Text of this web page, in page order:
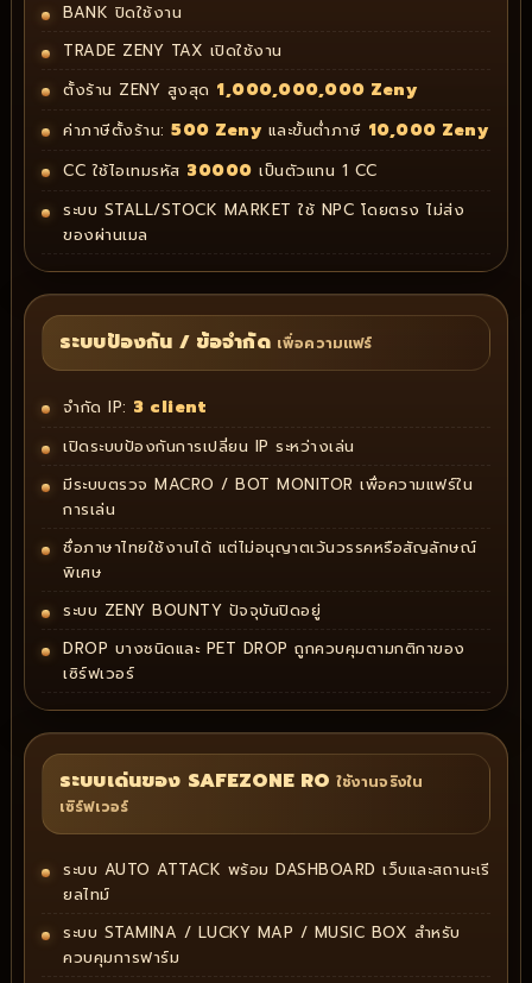
BANK ปิดใช้งาน
TRADE ZENY TAX เปิดใช้งาน
ตั้งร้าน ZENY สูงสุด 1,000,000,000 Zeny
ค่าภาษีตั้งร้าน: 500 Zeny และขั้นต่ำภาษี 10,000 Zeny
CC ใช้ไอเทมรหัส 30000 เป็นตัวแทน 1 CC
ระบบ STALL/STOCK MARKET ใช้ NPC โดยตรง ไม่ส่ง
ของผ่านเมล
ระบบป้องกัน / ข้อจำกัด เพื่อความแฟร์
จำกัด IP: 3 client
เปิดระบบป้องกันการเปลี่ยน IP ระหว่างเล่น
มีระบบตรวจ MACRO / BOT MONITOR เพื่อความแฟร์ใน
การเล่น
ชื่อภาษาไทยใช้งานได้ แต่ไม่อนุญาตเว้นวรรคหรือสัญลักษณ์
พิเศษ
ระบบ ZENY BOUNTY ปัจจุบันปิดอยู่
DROP บางชนิดและ PET DROP ถูกควบคุมตามกติกาของ
เซิร์ฟเวอร์
ระบบเด่นของ SAFEZONE ROใช้งานจริงใน
เซิร์ฟเวอร์
ระบบ AUTO ATTACK พร้อม DASHBOARD เว็บและสถานะเรี
ยลไทม์
ระบบ STAMINA / LUCKY MAP / MUSIC BOX สำหรับ
ควบคุมการฟาร์ม